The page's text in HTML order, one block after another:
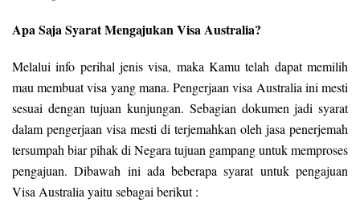
Apa Saja Syarat Mengajukan Visa Australia?
Melalui info perihal jenis visa, maka Kamu telah dapat memilih
mau membuat visa yang mana. Pengerjaan visa Australia ini mesti
sesuai dengan tujuan kunjungan. Sebagian dokumen jadi syarat
dalam pengerjaan visa mesti di terjemahkan oleh jasa penerjemah
tersumpah biar pihak di Negara tujuan gampang untuk memproses
pengajuan. Dibawah ini ada beberapa syarat untuk pengajuan
Visa Australia yaitu sebagai berikut :